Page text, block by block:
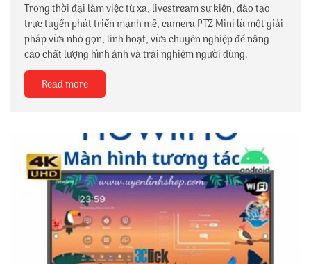
Trong thời đại làm việc từ xa, livestream sự kiện, đào tạo
trực tuyến phát triển mạnh mẽ, camera PTZ Mini là một giải
pháp vừa nhỏ gọn, linh hoạt, vừa chuyên nghiệp để nâng
cao chất lượng hình ảnh và trải nghiệm người dùng.
Read more